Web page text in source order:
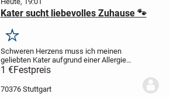
Kater sucht liebevolles Zuhause 🐾
Merken
Schweren Herzens muss ich meinen
geliebten Kater aufgrund einer Allergie
abgeben. Diese Entscheidung fällt mir
alles andere als leicht, deshalb wünsche
ich mir für ihn ein Zuhause, in dem er
1 €Festpreis
70376 Stuttgart